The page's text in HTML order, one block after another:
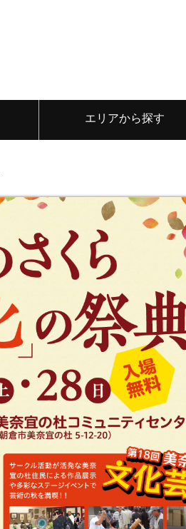
エリアから探す